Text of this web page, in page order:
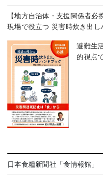
【地方自治体・支援関係者必
現場で役立つ 災害時炊き出し
避難生
的視点
日本食糧新聞社「食情報館」